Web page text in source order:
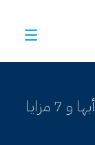
افضل مؤسسة تنظيف المنازل في أبها و 7 مزايا